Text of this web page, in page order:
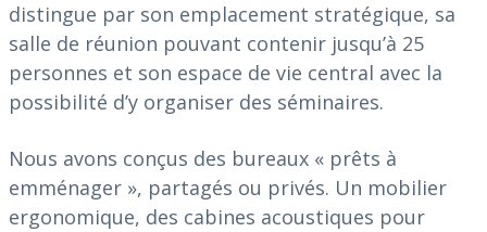
distingue par son emplacement stratégique, sa
salle de réunion pouvant contenir jusqu’à 25
personnes et son espace de vie central avec la
possibilité d’y organiser des séminaires.
Nous avons conçus des bureaux « prêts à
emménager », partagés ou privés. Un mobilier
ergonomique, des cabines acoustiques pour